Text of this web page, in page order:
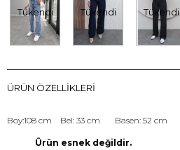
Tükendi Tükendi Tükendi
ÜRÜN ÖZELLIKLERI
Boy:108 cm Bel: 33 cm Basen: 52 cm
Ürün esnek değildir.